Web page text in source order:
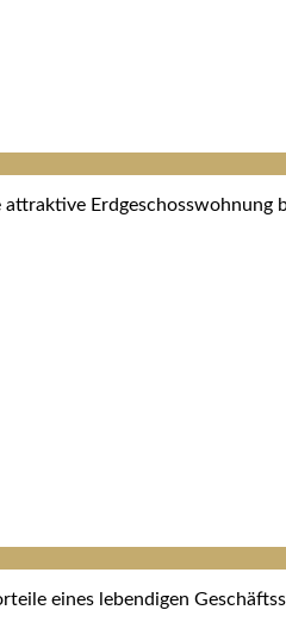
Erdgeschosswohnung
eines lebendigen